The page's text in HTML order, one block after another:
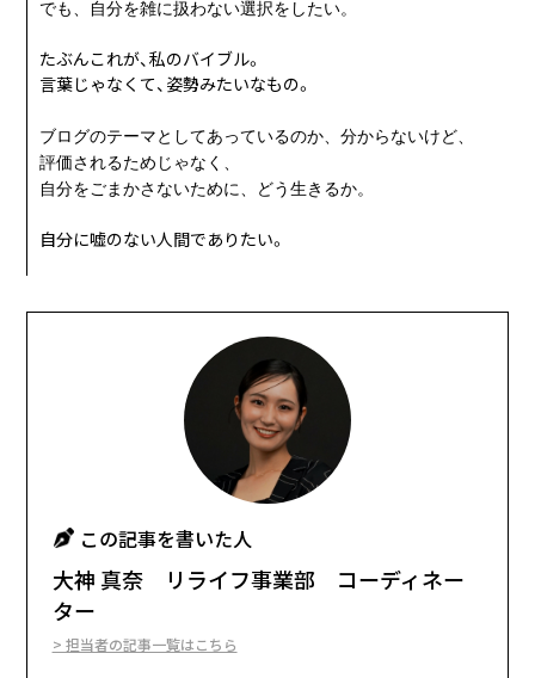
でも、自分を雑に扱わない選択をしたい。
たぶんこれが、私のバイブル。
言葉じゃなくて、姿勢みたいなもの。
ブログのテーマとしてあっているのか、分からないけど、
評価されるためじゃなく、
自分をごまかさないために、どう生きるか。
自分に嘘のない人間でありたい。
この記事を書いた人
大神 真奈 リライフ事業部 コーディネー
ター
> 担当者の記事一覧はこちら